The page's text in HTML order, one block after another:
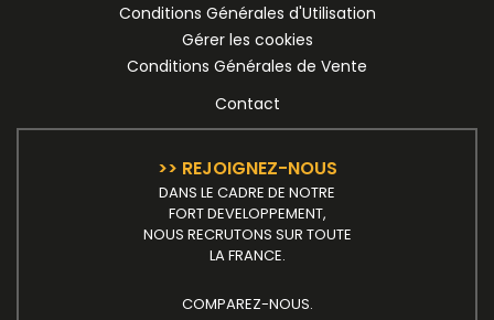
Conditions Générales d'Utilisation
Gérer les cookies
Conditions Générales de Vente
Contact
>> REJOIGNEZ-NOUS
DANS LE CADRE DE NOTRE
FORT DEVELOPPEMENT,
NOUS RECRUTONS SUR TOUTE
LA FRANCE.
COMPAREZ-NOUS.